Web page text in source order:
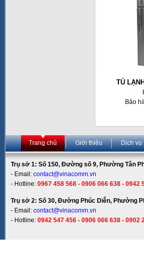
TỦ
Bảo
Trang chủ Giới thiệu Dịch vụ
Trụ sở 1: Số 150, Đường số 9, Phường Tân
- Email: contact@vinacomm.vn
- Hotline: 0967 458 568 - 0906 066 638 - 0942
Trụ sở 2: Số 30, Đường Phúc Diễn, Phường
- Email: contact@vinacomm.vn
- Hotline: 0942 547 456 - 0906 066 638 - 0902